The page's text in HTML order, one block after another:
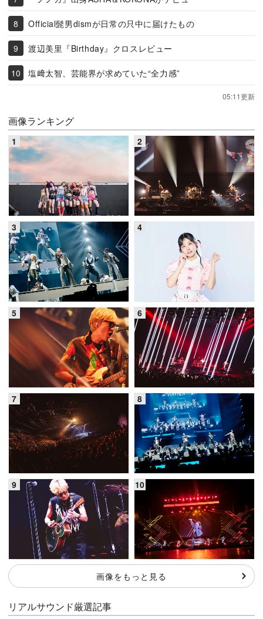
Official髭男dismが日常の只中に届けたもの
渡辺美里『Birthday』クロスレビュー
塩﨑太智、芸能界が求めていた“全力感”
05:11更新
画像ランキング
画像をもっと見る
リアルサウンド厳選記事